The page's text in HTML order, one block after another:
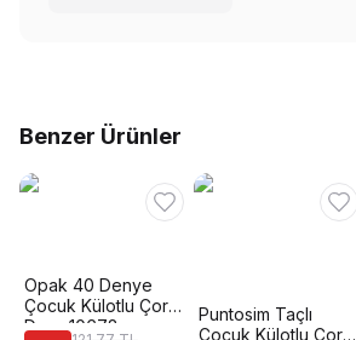
Benzer Ürünler
Opak 40 Denye
Çocuk Külotlu Çorap
Dore 10678
Puntosim Taçlı
Çocuk Külotlu Çorap